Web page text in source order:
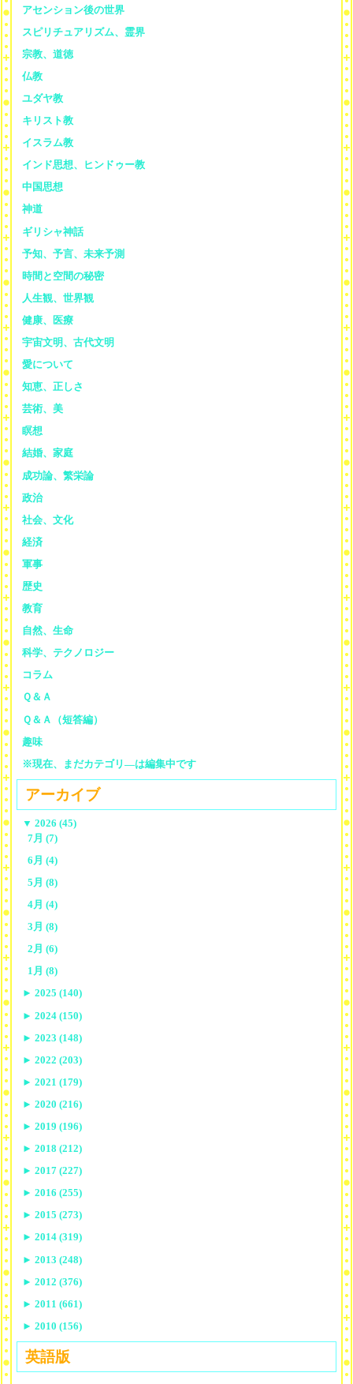
アセンション後の世界
スピリチュアリズム、霊界
宗教、道徳
仏教
ユダヤ教
キリスト教
イスラム教
インド思想、ヒンドゥー教
中国思想
神道
ギリシャ神話
予知、予言、未来予測
時間と空間の秘密
人生観、世界観
健康、医療
宇宙文明、古代文明
愛について
知恵、正しさ
芸術、美
瞑想
結婚、家庭
成功論、繁栄論
政治
社会、文化
経済
軍事
歴史
教育
自然、生命
科学、テクノロジー
コラム
Ｑ＆Ａ
Ｑ＆Ａ（短答編）
趣味
※現在、まだカテゴリ—は編集中です
アーカイブ
▼ 2026 (45)
7月 (7)
6月 (4)
5月 (8)
4月 (4)
3月 (8)
2月 (6)
1月 (8)
► 2025 (140)
► 2024 (150)
► 2023 (148)
► 2022 (203)
► 2021 (179)
► 2020 (216)
► 2019 (196)
► 2018 (212)
► 2017 (227)
► 2016 (255)
► 2015 (273)
► 2014 (319)
► 2013 (248)
► 2012 (376)
► 2011 (661)
► 2010 (156)
英語版